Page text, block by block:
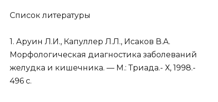
Список литературы
1. Аруин Л.И., Капуллер Л.Л., Исаков В.А.
Морфологическая диагностика заболеваний
желудка и кишечника. — М.: Триада.- Х, 1998.-
496 с.